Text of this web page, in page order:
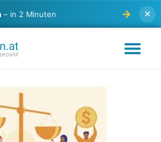
– in 2 Minuten → ✕